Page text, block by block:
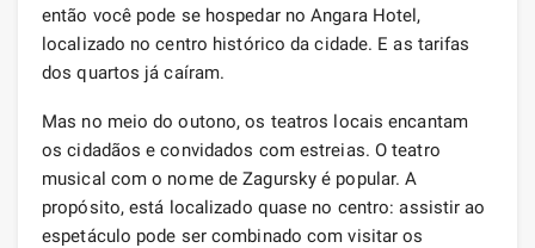
então você pode se hospedar no Angara Hotel,
localizado no centro histórico da cidade. E as tarifas
dos quartos já caíram.
Mas no meio do outono, os teatros locais encantam
os cidadãos e convidados com estreias. O teatro
musical com o nome de Zagursky é popular. A
propósito, está localizado quase no centro: assistir ao
espetáculo pode ser combinado com visitar os